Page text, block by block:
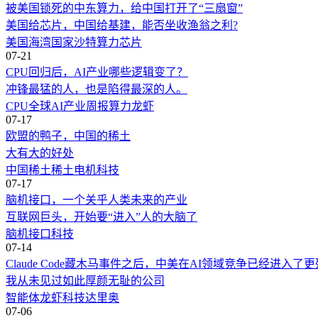
被美国锁死的中东算力，给中国打开了“三扇窗”
美国给芯片，中国给基建，能否坐收渔翁之利?
美国 海湾国家沙特算力芯片
07-21
CPU回归后，AI产业哪些逻辑变了？
冲锋最猛的人，也是陷得最深的人。
CPU全球AI产业周报算力龙虾
07-17
欧盟的鸭子，中国的稀土
大有大的好处
中国稀土稀土电机科技
07-17
脑机接口，一个关乎人类未来的产业
互联网巨头，开始要“进入”人的大脑了
脑机接口科技
07-14
Claude Code藏木马事件之后，中美在AI领域竞争已经进入了
我从未见过如此厚颜无耻的公司
智能体龙虾科技达里奥
07-06